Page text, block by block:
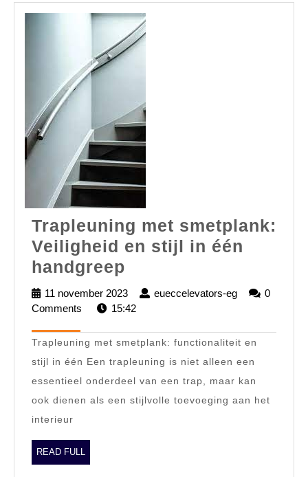
Trapleuning met smetplank:
Veiligheid en stijl in één
handgreep
met
smetplank:
Veiligheid
en
stijl
in
één
11 november 2023
11
november
eueccelevators-eg
0
Comments
15:42
Trapleuning met smetplank: functionaliteit en
stijl in één Een trapleuning is niet alleen een
essentieel onderdeel van een trap, maar kan
ook dienen als een stijlvolle toevoeging aan het
interieur
READ FULL
FULL